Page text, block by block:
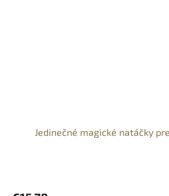
Jedinečné magické natáčky